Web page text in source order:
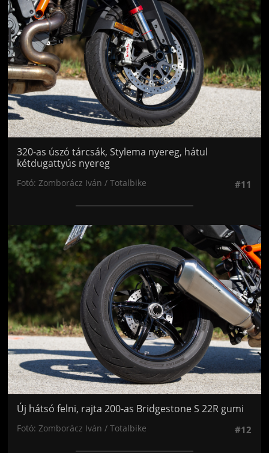
320-as úszó tárcsák, Stylema nyereg, hátul
kétdugattyús nyereg
Fotó: Zomborácz Iván / Totalbike #11
Jön még kép!
Új hátsó felni, rajta 200-as Bridgestone S 22R gumi
Fotó: Zomborácz Iván / Totalbike #12